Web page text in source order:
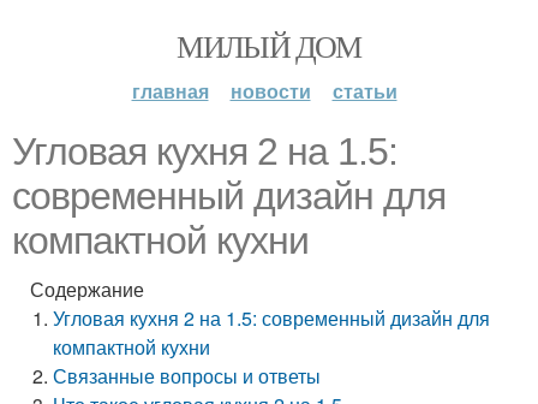
МИЛЫЙ ДОМ
главная новости статьи
Угловая кухня 2 на 1.5:
современный дизайн для
компактной кухни
Содержание
Угловая кухня 2 на 1.5: современный дизайн для
компактной кухни
Связанные вопросы и ответы